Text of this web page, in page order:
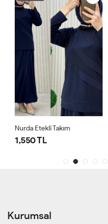
Nurda Etekli Takım
1,550 TL
Kurumsal